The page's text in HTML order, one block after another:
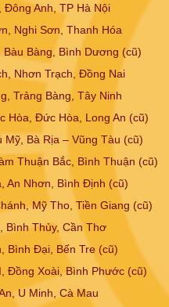
Đông Anh, TP Hà Nội
Nghi Sơn, Thanh Hóa
Bàng, Bình Dương (cũ)
Nhơn Trạch, Đồng Nai
Trảng Bàng, Tây Ninh
Hòa, Đức Hòa, Long An (cũ)
Mỹ, Bà Rịa – Vũng Tàu (cũ)
Thuận Bắc, Bình Thuận (cũ)
An Nhơn, Bình Định (cũ)
Mỹ Tho, Tiền Giang (cũ)
Bình Thủy, Cần Thơ
Bình Đại, Bến Tre (cũ)
Đồng Xoài, Bình Phước (cũ)
U Minh, Cà Mau